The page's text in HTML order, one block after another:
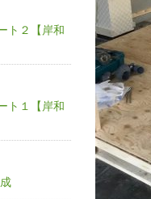
ト２【岸和
ト１【岸和